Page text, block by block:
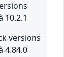
10.2.1
versions
4.84.0